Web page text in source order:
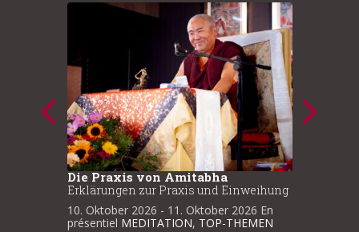
Die Praxis von Amitabha
Erklärungen zur Praxis und Einweihung
10. Oktober 2026 - 11. Oktober 2026 En
présentiel MEDITATION, TOP-THEMEN